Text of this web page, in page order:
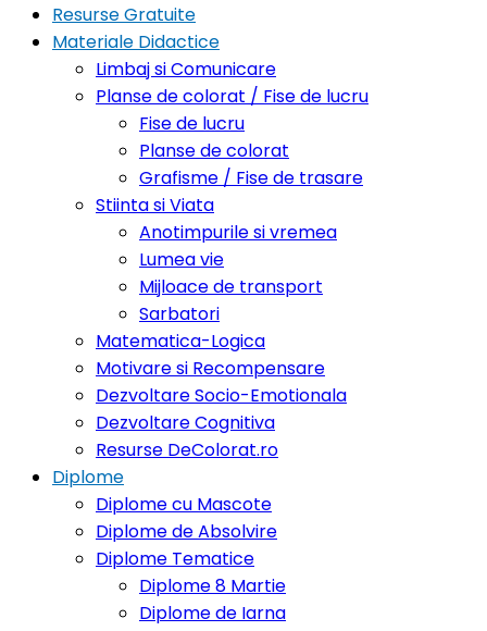
Resurse Gratuite
Materiale Didactice
Limbaj si Comunicare
Planse de colorat / Fise de lucru
Fise de lucru
Planse de colorat
Grafisme / Fise de trasare
Stiinta si Viata
Anotimpurile si vremea
Lumea vie
Mijloace de transport
Sarbatori
Matematica-Logica
Motivare si Recompensare
Dezvoltare Socio-Emotionala
Dezvoltare Cognitiva
Resurse DeColorat.ro
Diplome
Diplome cu Mascote
Diplome de Absolvire
Diplome Tematice
Diplome 8 Martie
Diplome de Iarna